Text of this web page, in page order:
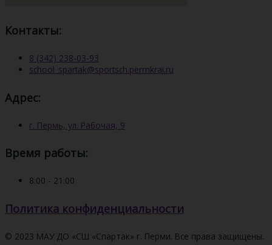
Контакты:
8 (342) 238-03-93
school_spartak@sportsch.permkrai.ru
Адрес:
г. Пермь, ул. Рабочая, 9
Время работы:
8:00 - 21:00
Политика конфиденциальности
© 2023 МАУ ДО «СШ «Спартак» г. Перми. Все права защищены.